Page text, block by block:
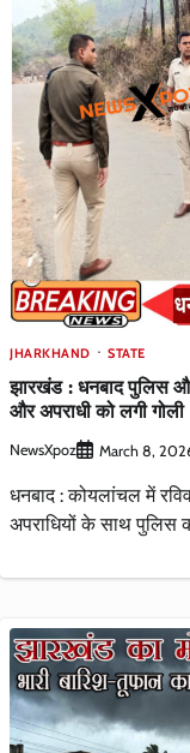
JHARKHAND STATE
झारखंड : धनबाद पुलिस और
और अपराधी को लगी गोली
NewsXpoz March 8,
धनबाद : कोयलांचल में
अपराधियों के साथ